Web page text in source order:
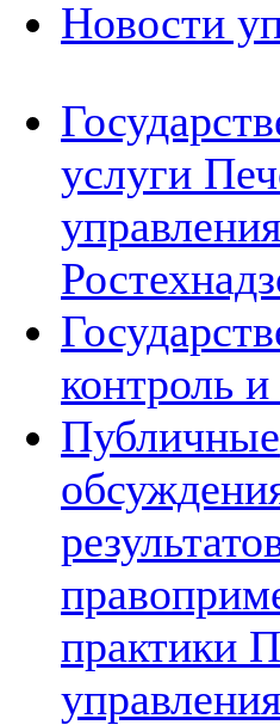
Новости
услуги
управления
контроль
Публичные
практики
управления